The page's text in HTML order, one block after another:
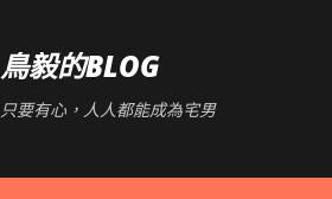
鳥毅的BLOG
只要有心，人人都能成為宅男